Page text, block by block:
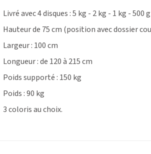
Livré avec 4 disques : 5 kg - 2 kg - 1 kg - 500
Hauteur de 75 cm (position avec dossier
Largeur : 100 cm
Longueur : de 120 à 215 cm
Poids supporté : 150 kg
Poids : 90 kg
3 coloris au choix.